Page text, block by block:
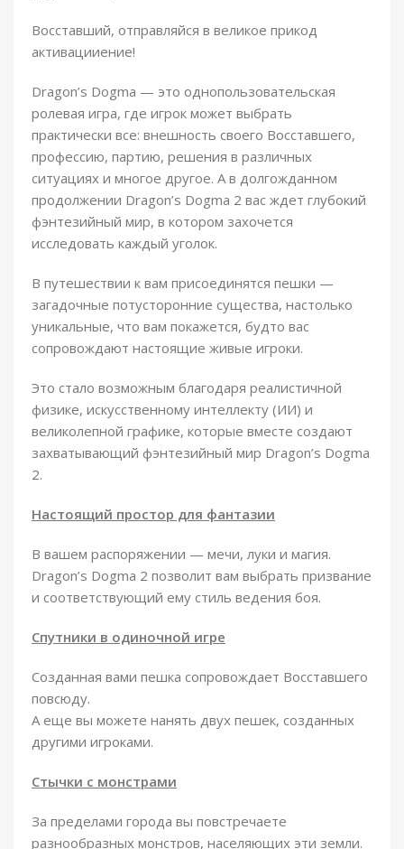
Восставший, отправляйся в великое прикод
активацииение!
Dragon’s Dogma — это однопользовательская
ролевая игра, где игрок может выбрать
практически все: внешность своего Восставшего,
профессию, партию, решения в различных
ситуациях и многое другое. А в долгожданном
продолжении Dragon’s Dogma 2 вас ждет глубокий
фэнтезийный мир, в котором захочется
исследовать каждый уголок.
В путешествии к вам присоединятся пешки —
загадочные потусторонние существа, настолько
уникальные, что вам покажется, будто вас
сопровождают настоящие живые игроки.
Это стало возможным благодаря реалистичной
физике, искусственному интеллекту (ИИ) и
великолепной графике, которые вместе создают
захватывающий фэнтезийный мир Dragon’s Dogma
2.
Настоящий простор для фантазии
В вашем распоряжении — мечи, луки и магия.
Dragon’s Dogma 2 позволит вам выбрать призвание
и соответствующий ему стиль ведения боя.
Спутники в одиночной игре
Созданная вами пешка сопровождает Восставшего
повсюду.
А еще вы можете нанять двух пешек, созданных
другими игроками.
Стычки с монстрами
За пределами города вы повстречаете
разнообразных монстров, населяющих эти земли.